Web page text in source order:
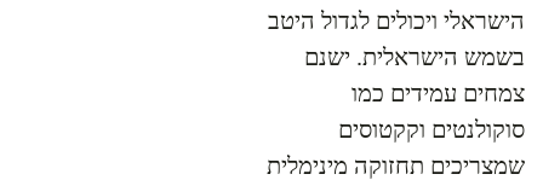
הישראלי ויכולים לגדול היטב
בשמש הישראלית. ישנם
צמחים עמידים כמו
סוקולנטים וקקטוסים
שמצריכים תחזוקה מינימלית